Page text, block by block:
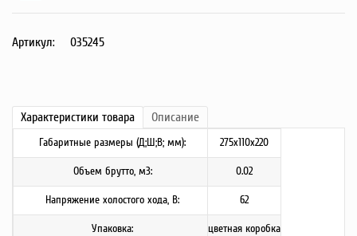
Артикул: 035245
Характеристики товара Описание
Габаритные размеры (Д;Ш;В; мм): 275x110x220
Объем брутто, м3: 0.02
Напряжение холостого хода, В: 62
Упаковка: цветная коробка